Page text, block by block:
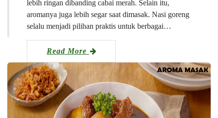
lebih ringan dibanding cabai merah. Selain itu,
aromanya juga lebih segar saat dimasak. Nasi goreng
selalu menjadi pilihan praktis untuk berbagai…
Read More